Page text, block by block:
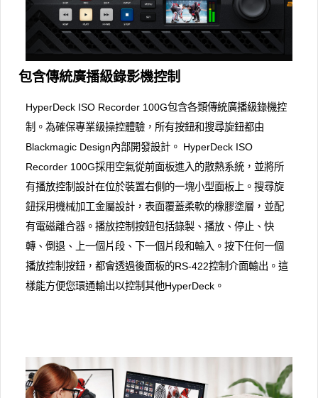
包含傳統廣播級錄影機控制
HyperDeck ISO Recorder 100G包含各類傳統廣播級錄機控
制。為確保專業級操控體驗，所有按鈕和搜尋旋鈕都由
Blackmagic Design內部開發設計。 HyperDeck ISO
Recorder 100G採用空氣從前面板進入的散熱系統，並將所
有播放控制設計在位於裝置右側的一塊小型面板上。搜尋旋
鈕採用機械加工金屬設計，表面覆蓋柔軟的橡膠塗層，並配
有電磁離合器。播放控制按鈕包括錄製、播放、停止、快
轉、倒退、上一個片段、下一個片段和輸入。按下任何一個
播放控制按鈕，都會透過後面板的RS-422控制介面輸出。這
樣能方便您環通輸出以控制其他HyperDeck。